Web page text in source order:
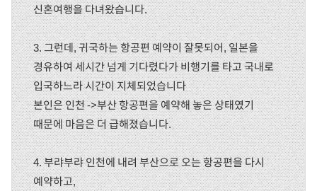
신혼여행을 다녀왔습니다.
3. 그런데, 귀국하는 항공편 예약이 잘못되어, 일본을
경유하여 세시간 넘게 기다렸다가 비행기를 타고 국내로
입국하느라 시간이 지체되었습니다
본인은 인천 ->부산 항공편을 예약해 놓은 상태였기
때문에 마음은 더 급해졌습니다.
4. 부랴부랴 인천에 내려 부산으로 오는 항공편을 다시
예약하고,